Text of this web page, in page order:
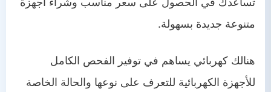
متنوعة جديدة بسهولة.
هنالك كهربائي يساهم في توفير الفحص الكامل
للأجهزة الكهربائية للتعرف على نوعها والحالة الخاصة